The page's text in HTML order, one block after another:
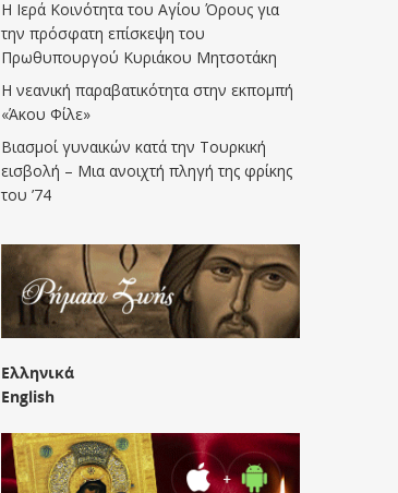
Η Ιερά Κοινότητα του Αγίου Όρους για
την πρόσφατη επίσκεψη του
Πρωθυπουργού Κυριάκου Μητσοτάκη
Η νεανική παραβατικότητα στην εκπομπή
«Άκου Φίλε»
Βιασμοί γυναικών κατά την Τουρκική
εισβολή – Μια ανοιχτή πληγή της φρίκης
του ’74
Ελληνικά
English